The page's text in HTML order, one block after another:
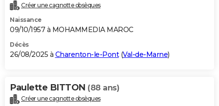
Créer une cagnotte obsèques
Naissance
09/10/1957 à MOHAMMEDIA MAROC
Décès
26/08/2025 à Charenton-le-Pont(Val-de-Marne)
Paulette BITTON (88 ans)
Créer une cagnotte obsèques